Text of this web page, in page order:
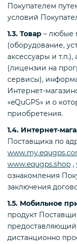
Покупателем
условий
1.3. Товар – любые
(оборудование,
аксессуары и
(лицензии на
сервисы),
Интернет-
«eQuGPS» и о
приобретения.
1.4. Интернет-
Поставщика по
www.equgps.shop ,
ознакомления
заключения
1.5. Мобильное
продукт
дистанционно